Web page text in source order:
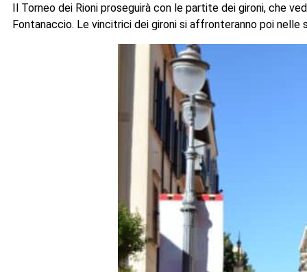
Il Torneo dei Rioni proseguirà con le partite dei gironi, che
Fontanaccio. Le vincitrici dei gironi si affronteranno poi nelle